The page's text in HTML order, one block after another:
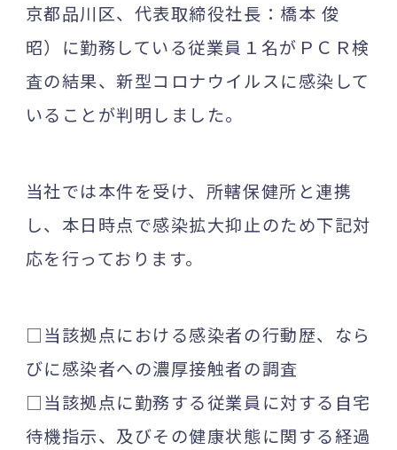
京都品川区、代表取締役社長：橋本 俊
昭）に勤務している従業員１名がＰＣＲ検
査の結果、新型コロナウイルスに感染して
いることが判明しました。
当社では本件を受け、所轄保健所と連携
し、本日時点で感染拡大抑止のため下記対
応を行っております。
□当該拠点における感染者の行動歴、なら
びに感染者への濃厚接触者の調査
□当該拠点に勤務する従業員に対する自宅
待機指示、及びその健康状態に関する経過